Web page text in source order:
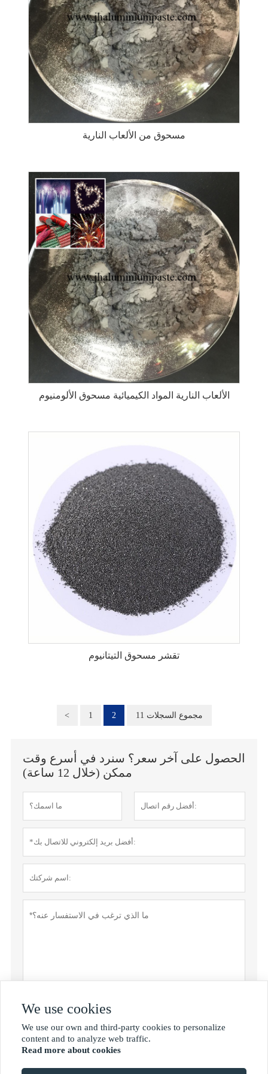
مسحوق من الألعاب النارية
الألعاب النارية المواد الكيميائية مسحوق الألومنيوم
تقشر مسحوق التيتانيوم
< 1 2 11 مجموع السجلات
الحصول على آخر سعر؟ سنرد في أسرع وقت
ممكن (خلال 12 ساعة)
We use cookies
We use our own and third-party cookies to personalize
content and to analyze web traffic.
Read more about cookies